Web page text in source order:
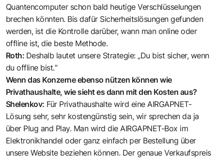
Quantencomputer schon bald heutige Verschlüsselungen
brechen könnten. Bis dafür Sicherheitslösungen gefunden
werden, ist die Kontrolle darüber, wann man online oder
offline ist, die beste Methode.
Roth: Deshalb lautet unsere Strategie: „Du bist sicher, wenn
du offline bist.“
Wenn das Konzerne ebenso nützen können wie
Privathaushalte, wie sieht es dann mit den Kosten aus?
Shelenkov: Für Privathaushalte wird eine AIRGAPNET-
Lösung sehr, sehr kostengünstig sein, wir sprechen da ja
über Plug and Play. Man wird die ­AIRGAPNET-Box im
Elektronikhandel oder ganz einfach per Bestellung über
unsere Website beziehen können. Der genaue Verkaufspreis